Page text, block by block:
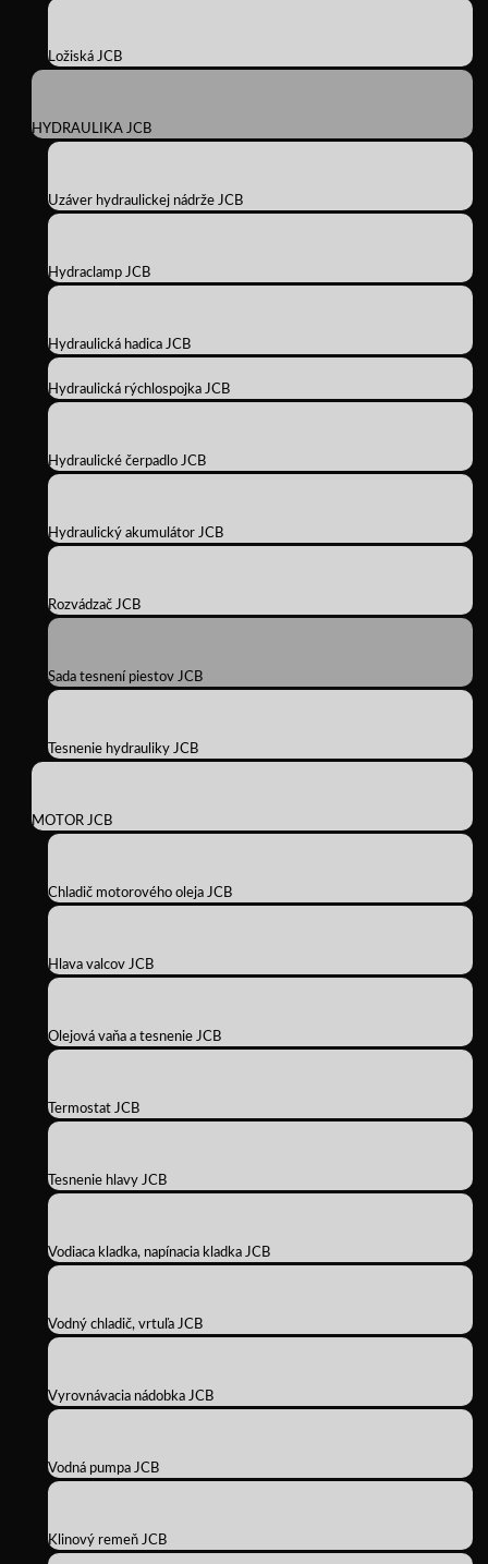
Ložiská JCB
HYDRAULIKA JCB
Uzáver hydraulickej nádrže JCB
Hydraclamp JCB
Hydraulická hadica JCB
Hydraulická rýchlospojka JCB
Hydraulické čerpadlo JCB
Hydraulický akumulátor JCB
Rozvádzač JCB
Sada tesnení piestov JCB
Tesnenie hydrauliky JCB
MOTOR JCB
Chladič motorového oleja JCB
Hlava valcov JCB
Olejová vaňa a tesnenie JCB
Termostat JCB
Tesnenie hlavy JCB
Vodiaca kladka, napínacia kladka JCB
Vodný chladič, vrtuľa JCB
Vyrovnávacia nádobka JCB
Vodná pumpa JCB
Klinový remeň JCB